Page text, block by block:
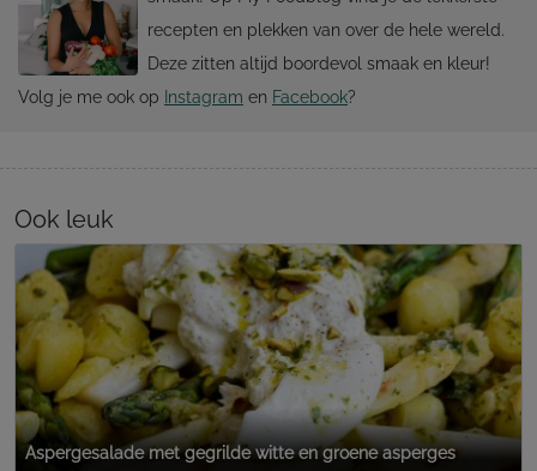
recepten en plekken van over de hele wereld.
Deze zitten altijd boordevol smaak en kleur!
Volg je me ook op Instagram en Facebook?
Ook leuk
Aspergesalade met gegrilde witte en groene asperges